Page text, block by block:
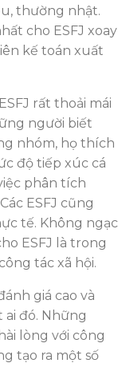
thường nhật.
cho ESFJ xoay
kế toán xuất
rất thoải mái
người biết
nhóm, họ thích
độ tiếp xúc cá
phân tích
ESFJ cũng
tế. Không ngạc
ESFJ là trong
tác xã hội.
giá cao và
đó. Những
lòng với công
tạo ra một số